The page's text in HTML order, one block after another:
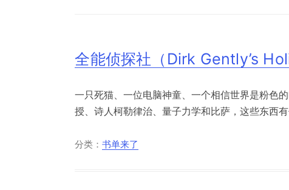
全能侦探社（Dirk Gently’s
一只死猫、一位电脑神童、一个相信世界是粉色
授、诗人柯勒律治、量子力学和比萨，这些东西
分类：书单来了